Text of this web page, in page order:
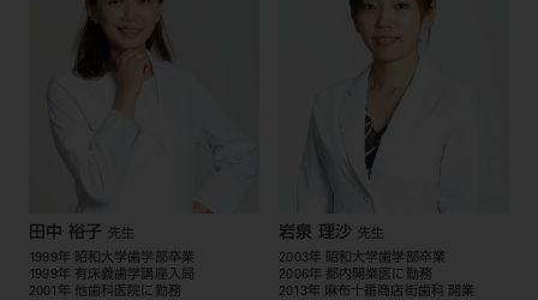
田中 裕子 先生
1999年 昭和大学歯学部卒業
1999年 有床義歯学講座入局
2001年 他歯科医院に勤務
岩泉 理沙 先生
2003年 昭和大学歯学部卒業
2006年 都内開業医に勤務
2013年 麻布十番商店街歯科 開業